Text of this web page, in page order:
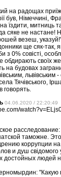
на радощах
був, Німеччині,
їздити, митниць
сяке не настане!
везеш,
ще сяк-так,
0% совісті,
обдирають своїх
на будовах
львівським
Тячівського,
говорять.
04.06.2020 / 22:20:49
таможне.
коррупции на
и душ свiдомого
достойных людей
"Какую